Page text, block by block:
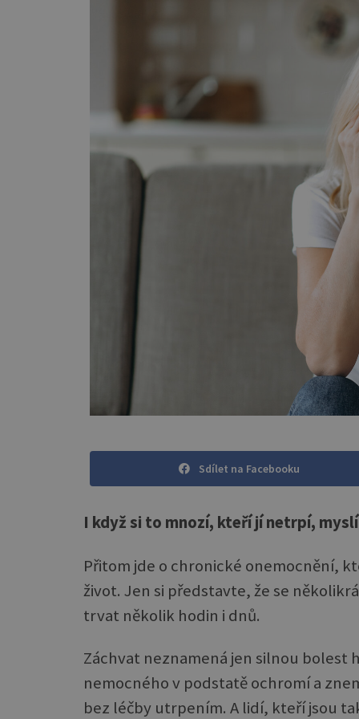
Sdílet na Facebooku
I když si to mnozí, kteří jí netrpí,
Přitom jde o chronické onemocnění,
život. Jen si představte, že se
trvat několik hodin i dnů.
Záchvat neznamená jen silnou
nemocného v podstatě ochromí a
bez léčby utrpením. A lidí, kteří jsou